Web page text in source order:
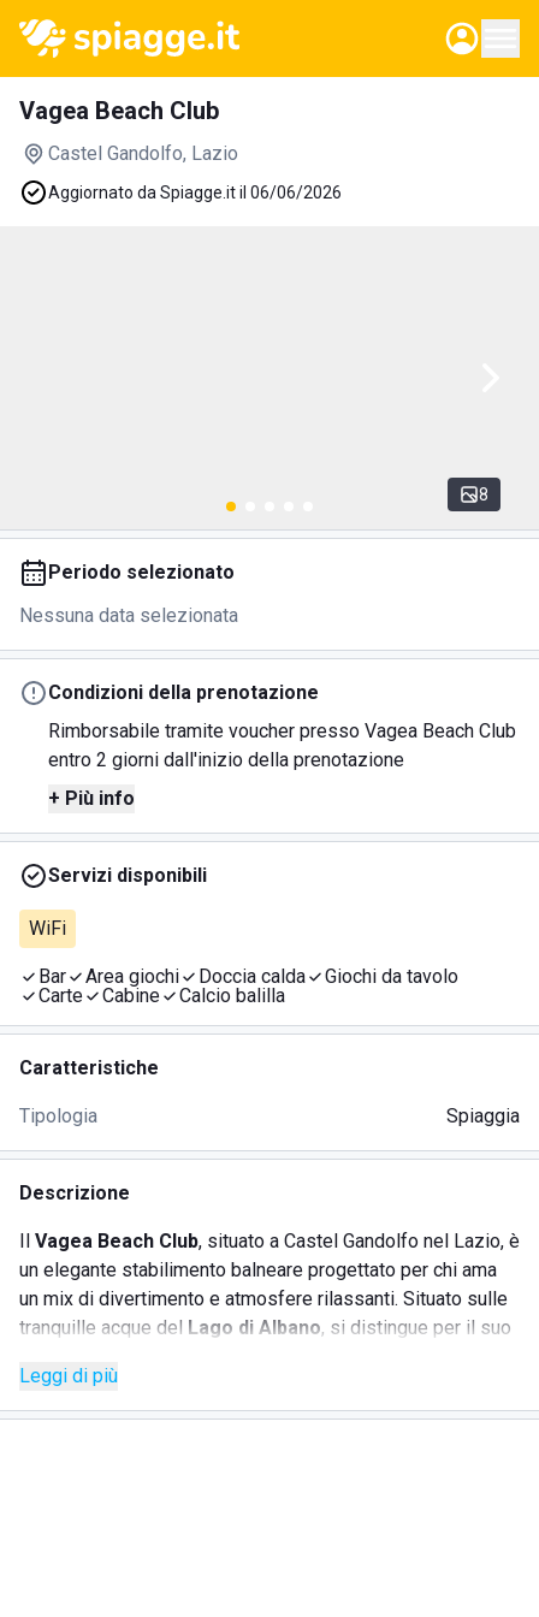
Vagea Beach Club
Castel Gandolfo, Lazio
Aggiornato da Spiagge.it il 06/06/2026
8
Periodo selezionato
Nessuna data selezionata
Condizioni della prenotazione
Rimborsabile tramite voucher presso Vagea Beach Club
entro 2 giorni dall'inizio della prenotazione
+ Più info
Servizi disponibili
WiFi
Bar Area giochi Doccia calda
Giochi da tavolo
Carte
Cabine Calcio balilla
Caratteristiche
Tipologia Spiaggia
Descrizione
Il Vagea Beach Club, situato a Castel Gandolfo nel Lazio, è
un elegante stabilimento balneare progettato per chi ama
un mix di divertimento e atmosfere rilassanti. Situato sulle
tranquille acque del Lago di Albano, si distingue per il suo
verde. Il lido offre postazioni con ombrelloni e lettini,
sapientemente distanziati, per garantire a tutti gli ospiti
Leggi di più